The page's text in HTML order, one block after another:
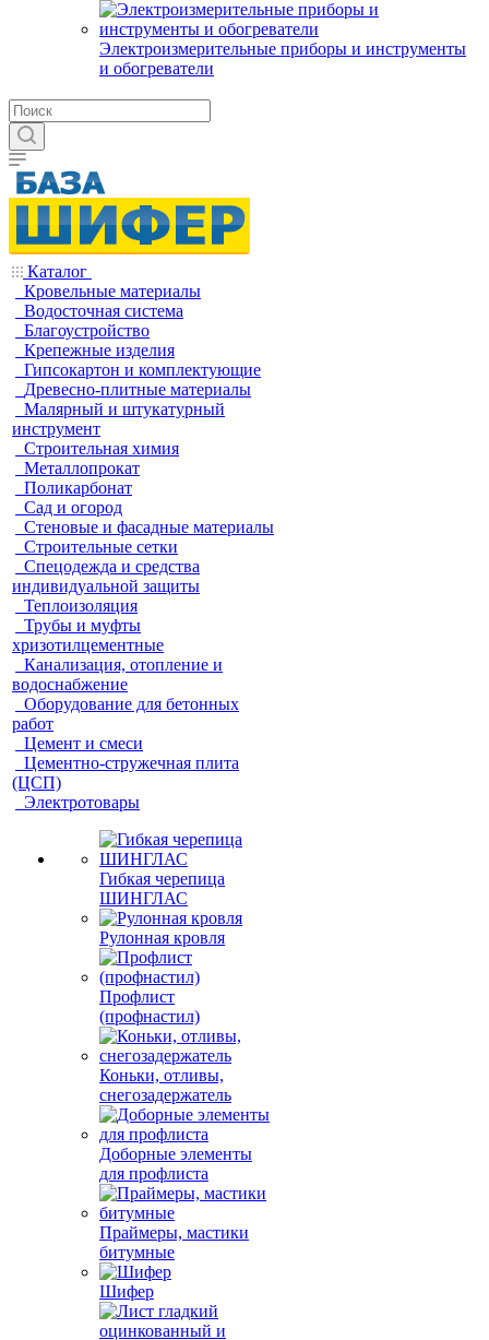
Электроизмерительные приборы и инструменты
и обогреватели
Каталог
Кровельные материалы
Водосточная система
Благоустройство
Крепежные изделия
Гипсокартон и комплектующие
Древесно-плитные материалы
Малярный и штукатурный
инструмент
Строительная химия
Металлопрокат
Поликарбонат
Сад и огород
Стеновые и фасадные материалы
Строительные сетки
Спецодежда и средства
индивидуальной защиты
Теплоизоляция
Трубы и муфты
хризотилцементные
Канализация, отопление и
водоснабжение
Оборудование для бетонных
работ
Цемент и смеси
Цементно-стружечная плита
(ЦСП)
Электротовары
Гибкая черепица
ШИНГЛАС
Рулонная кровля
Профлист
(профнастил)
Коньки, отливы,
снегозадержатель
Доборные элементы
для профлиста
Праймеры, мастики
битумные
Шифер